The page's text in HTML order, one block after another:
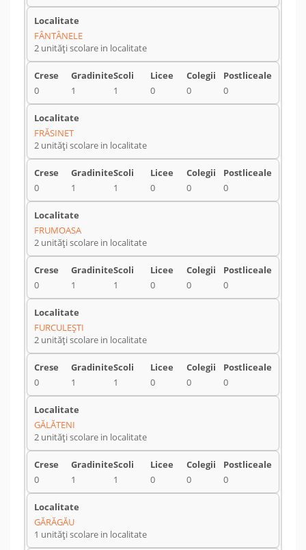
FÂNTÂNELE
2 unități scolare in localitate
0 1 1 0 0 0
FRĂSINET
2 unități scolare in localitate
0 1 1 0 0 0
FRUMOASA
2 unități scolare in localitate
0 1 1 0 0 0
FURCULEŞTI
2 unități scolare in localitate
0 1 1 0 0 0
GĂLĂTENI
2 unități scolare in localitate
0 1 1 0 0 0
GĂRĂGĂU
1 unități scolare in localitate